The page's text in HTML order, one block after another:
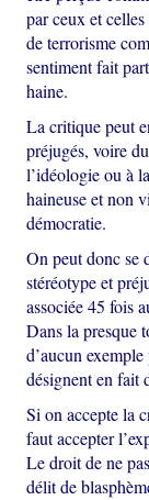
par ceux et
de terrorisme
sentiment fait
haine.
La critique peut
préjugés, voire
l’idéologie ou à
haineuse et non
démocratie.
On peut donc se
stéréotype et
associée 45 fois
Dans la presque
d’aucun
désignent en fait
Si on accepte la
faut accepter
Le droit de ne
délit de